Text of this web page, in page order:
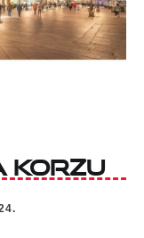
Korzu